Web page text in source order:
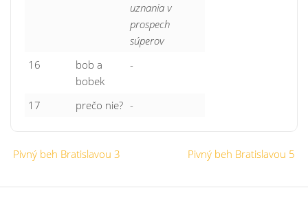
uznania v
prospech
súperov
16
bob a
bobek
-
17 prečo nie? -
Pivný beh Bratislavou 3 Pivný beh Bratislavou 5